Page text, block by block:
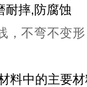
耐摔,防腐蚀
，不弯不变
料中的主要